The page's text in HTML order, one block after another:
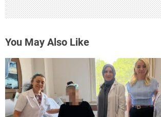
You May Also Like